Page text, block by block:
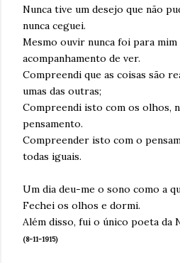
Nunca tive um desejo que não
nunca ceguei.
Mesmo ouvir nunca foi para mim
acompanhamento de ver.
Compreendi que as coisas são
umas das outras;
Compreendi isto com os olhos,
pensamento.
Compreender isto com o
todas iguais.
Um dia deu-me o sono como a
Fechei os olhos e dormi.
Além disso, fui o único poeta da
(8-11-1915)